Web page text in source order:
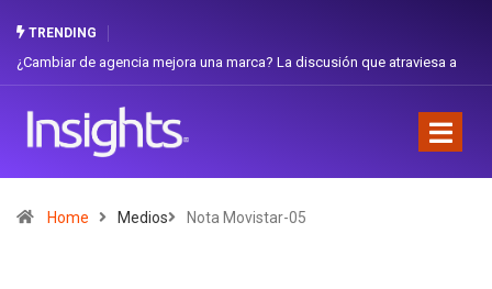
TRENDING
de agencia mejora una marca? La discusión que atraviesa a
Home Medios Nota Movistar-05